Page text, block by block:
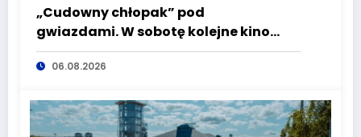
„Cudowny chłopak” pod
gwiazdami. W sobotę kolejne kino
plenerowe w Aqua Zdroju
06.08.2026